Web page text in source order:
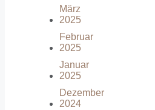
März
2025
Februar
2025
Januar
2025
Dezember
2024